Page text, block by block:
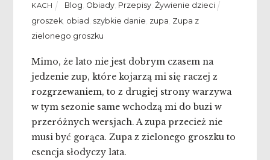
KACH Blog Obiady, Przepisy, Żywienie dzieci
groszek obiad szybkie danie zupa Zupa z
zielonego groszku
Mimo, że lato nie jest dobrym czasem na
jedzenie zup, które kojarzą mi się raczej z
rozgrzewaniem, to z drugiej strony warzywa
w tym sezonie same wchodzą mi do buzi w
przeróżnych wersjach. A zupa przecież nie
musi być gorąca. Zupa z zielonego groszku to
esencja słodyczy lata.